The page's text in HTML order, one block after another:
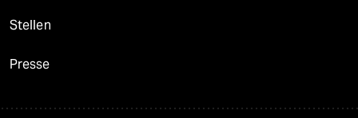
Stellen
Presse